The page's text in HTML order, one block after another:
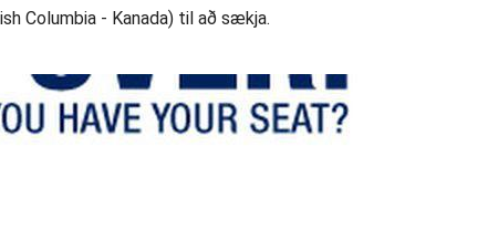
Columbia - Kanada) til að sækja.